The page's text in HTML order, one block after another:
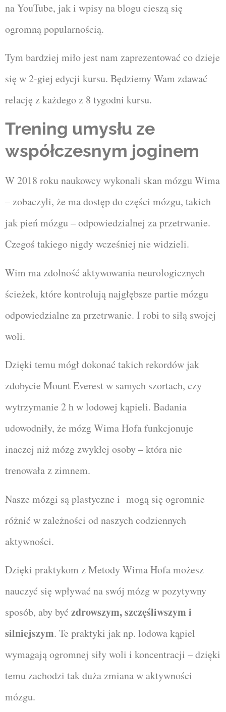
na YouTube, jak i wpisy na blogu cieszą się
ogromną popularnością.
Tym bardziej miło jest nam zaprezentować co dzieje
się w 2-giej edycji kursu. Będziemy Wam zdawać
relację z każdego z 8 tygodni kursu.
Trening umysłu ze
współczesnym joginem
W 2018 roku naukowcy wykonali skan mózgu Wima
– zobaczyli, że ma dostęp do części mózgu, takich
jak pień mózgu – odpowiedzialnej za przetrwanie.
Czegoś takiego nigdy wcześniej nie widzieli.
Wim ma zdolność aktywowania neurologicznych
ścieżek, które kontrolują najgłębsze partie mózgu
odpowiedzialne za przetrwanie. I robi to siłą swojej
woli.
Dzięki temu mógł dokonać takich rekordów jak
zdobycie Mount Everest w samych szortach, czy
wytrzymanie 2 h w lodowej kąpieli. Badania
udowodniły, że mózg Wima Hofa funkcjonuje
inaczej niż mózg zwykłej osoby – która nie
trenowała z zimnem.
Nasze mózgi są plastyczne i mogą się ogromnie
różnić w zależności od naszych codziennych
aktywności.
Dzięki praktykom z Metody Wima Hofa możesz
nauczyć się wpływać na swój mózg w pozytywny
sposób, aby być zdrowszym, szczęśliwszym i
silniejszym. Te praktyki jak np. lodowa kąpiel
wymagają ogromnej siły woli i koncentracji – dzięki
temu zachodzi tak duża zmiana w aktywności
mózgu.